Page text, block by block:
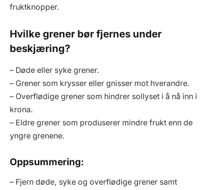
fruktknopper.
Hvilke grener bør fjernes under
beskjæring?
– Døde eller syke grener.
– Grener som krysser eller gnisser mot hverandre.
– Overflødige grener som hindrer sollyset i å nå inn i
krona.
– Eldre grener som produserer mindre frukt enn de
yngre grenene.
Oppsummering:
– Fjern døde, syke og overflødige grener samt